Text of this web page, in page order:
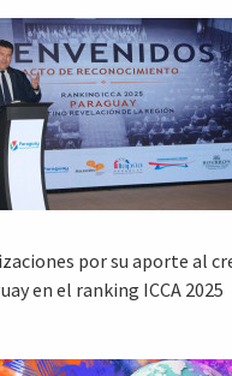
por su aporte al
en el ranking ICCA 2025